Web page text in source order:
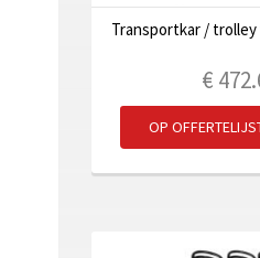
Transportkar /
€
OP